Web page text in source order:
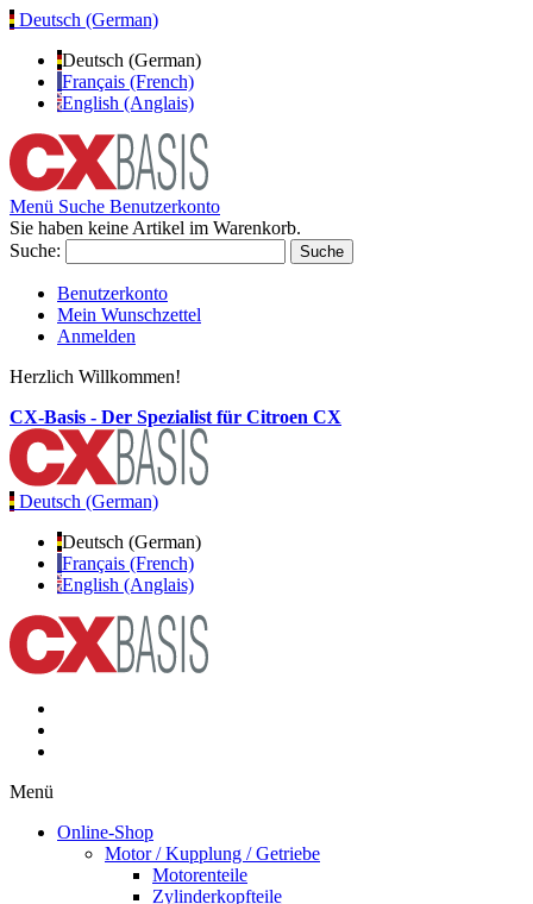
Deutsch (German)
Deutsch (German)
Français (French)
English (Anglais)
Menü Suche Benutzerkonto
Sie haben keine Artikel im Warenkorb.
Suche:
Suche
Benutzerkonto
Mein Wunschzettel
Anmelden
Herzlich Willkommen!
CX-Basis - Der Spezialist für Citroen CX
Deutsch (German)
Deutsch (German)
Français (French)
English (Anglais)
Menü
Online-Shop
Motor / Kupplung / Getriebe
Motorenteile
Zylinderkopfteile